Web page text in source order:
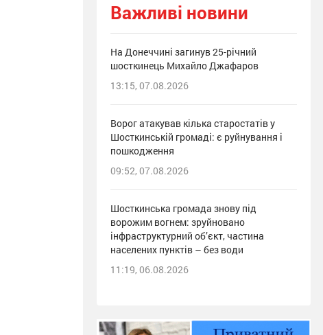
Важливі новини
На Донеччині загинув 25-річний
шосткинець Михайло Джафаров
13:15, 07.08.2026
Ворог атакував кілька старостатів у
Шосткинській громаді: є руйнування і
пошкодження
09:52, 07.08.2026
Шосткинська громада знову під
ворожим вогнем: зруйновано
інфраструктурний об’єкт, частина
населених пунктів – без води
11:19, 06.08.2026